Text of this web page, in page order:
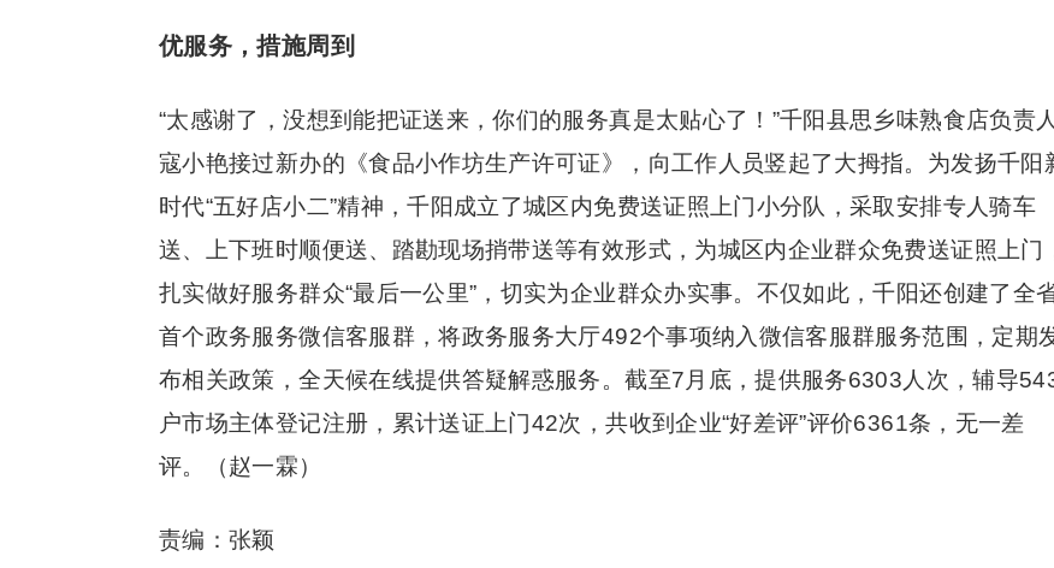
优服务，措施周到
“太感谢了，没想到能把证送来，你们的服务真是太贴心了！”千阳县思乡味熟食店负责人
寇小艳接过新办的《食品小作坊生产许可证》，向工作人员竖起了大拇指。为发扬千阳
时代“五好店小二”精神，千阳成立了城区内免费送证照上门小分队，采取安排专人骑车
送、上下班时顺便送、踏勘现场捎带送等有效形式，为城区内企业群众免费送证照上门
扎实做好服务群众“最后一公里”，切实为企业群众办实事。不仅如此，千阳还创建了全
首个政务服务微信客服群，将政务服务大厅492个事项纳入微信客服群服务范围，定期
布相关政策，全天候在线提供答疑解惑服务。截至7月底，提供服务6303人次，辅导
户市场主体登记注册，累计送证上门42次，共收到企业“好差评”评价6361条，无一差
评。（赵一霖）
责编：张颖